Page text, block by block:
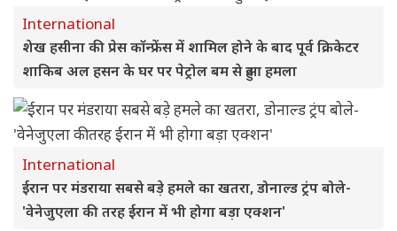
International
शेख हसीना की प्रेस कॉन्फ्रेंस में शामिल होने के बाद पूर्व क्रिकेटर
शाकिब अल हसन के घर पर पेट्रोल बम से हुआ हमला
International
ईरान पर मंडराया सबसे बड़े हमले का खतरा, डोनाल्ड ट्रंप बोले-
'वेनेजुएला की तरह ईरान में भी होगा बड़ा एक्शन'